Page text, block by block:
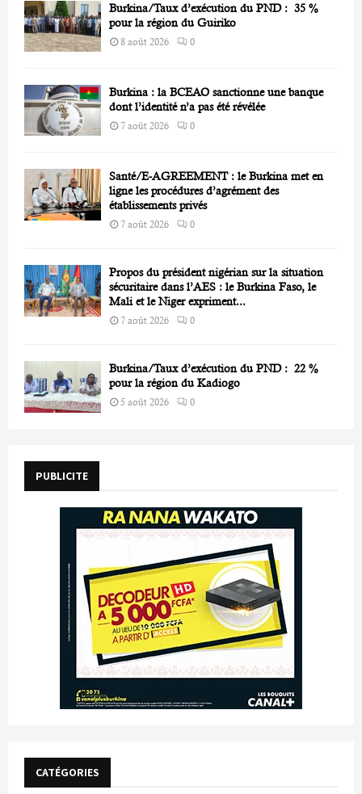
Burkina/Taux d’exécution du PND : 35 %
pour la région du Guiriko
8 août 2026 0
Burkina : la BCEAO sanctionne une banque
dont l’identité n’a pas été révélée
7 août 2026 0
Santé/E-AGREEMENT : le Burkina met en
ligne les procédures d’agrément des
établissements privés
7 août 2026 0
Propos du président nigérian sur la situation
sécuritaire dans l’AES : le Burkina Faso, le
Mali et le Niger expriment...
7 août 2026 0
Burkina/Taux d’exécution du PND : 22 %
pour la région du Kadiogo
5 août 2026 0
PUBLICITE
CATÉGORIES